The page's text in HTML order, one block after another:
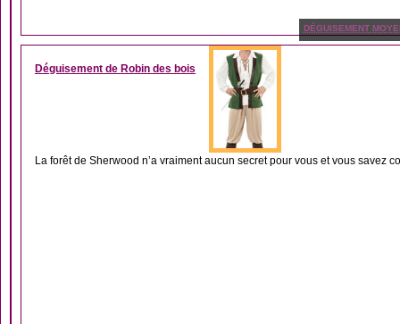
DÉGUISEMENT
Déguisement de Robin des bois
La forêt de Sherwood n’a vraiment aucun secret pour vous et vous savez